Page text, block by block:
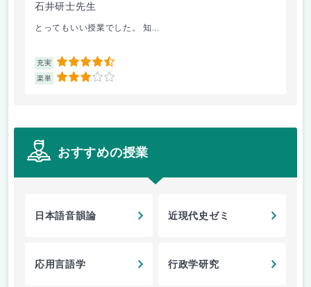
石井研士先生
とってもいい授業でした。 知...
充実 4.5
楽単 3
おすすめの授業
日本語音韻論 近現代史ゼミ
応用言語学 行政学研究